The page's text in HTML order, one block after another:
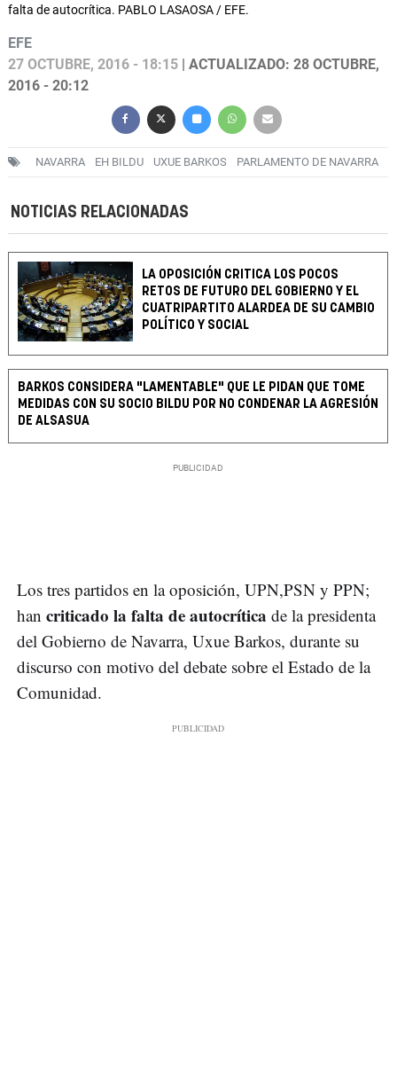
falta de autocrítica. PABLO LASAOSA / EFE.
EFE
27 OCTUBRE, 2016 - 18:15 | ACTUALIZADO: 28 OCTUBRE,
2016 - 20:12
NAVARRA EH BILDU UXUE BARKOS PARLAMENTO DE NAVARRA
NOTICIAS RELACIONADAS
LA OPOSICIÓN CRITICA LOS POCOS
RETOS DE FUTURO DEL GOBIERNO Y EL
CUATRIPARTITO ALARDEA DE SU CAMBIO
POLÍTICO Y SOCIAL
BARKOS CONSIDERA "LAMENTABLE" QUE LE PIDAN QUE TOME
MEDIDAS CON SU SOCIO BILDU POR NO CONDENAR LA AGRESIÓN
DE ALSASUA
Los tres partidos en la oposición, UPN,PSN y PPN;
han criticado la falta de autocrítica de la presidenta
del Gobierno de Navarra, Uxue Barkos, durante su
discurso con motivo del debate sobre el Estado de la
Comunidad.